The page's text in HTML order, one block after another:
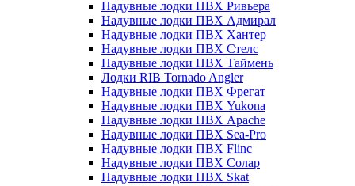
Надувные лодки ПВХ Ривьера
Надувные лодки ПВХ Адмирал
Надувные лодки ПВХ Хантер
Надувные лодки ПВХ Стелс
Надувные лодки ПВХ Таймень
Лодки RIB Tornado Angler
Надувные лодки ПВХ Фрегат
Надувные лодки ПВХ Yukona
Надувные лодки ПВХ Apache
Надувные лодки ПВХ Sea-Pro
Надувные лодки ПВХ Flinc
Надувные лодки ПВХ Солар
Надувные лодки ПВХ Skat